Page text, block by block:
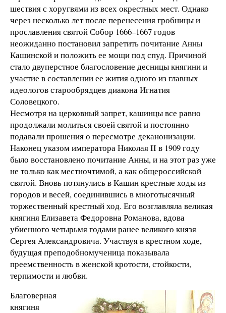
шествия с хоругвями из всех окрестных мест. Однако
через несколько лет после перенесения гробницы и
прославления святой Собор 1666–1667 годов
неожиданно постановил запретить почитание Анны
Кашинской и положить ее мощи под спуд. Причиной
стало двуперстное благословение десницы княгини и
участие в составлении ее жития одного из главных
идеологов старообрядцев диакона Игнатия
Соловецкого.
Несмотря на церковный запрет, кашинцы все равно
продолжали молиться своей святой и постоянно
подавали прошения о пересмотре деканонизации.
Наконец указом императора Николая II в 1909 году
было восстановлено почитание Анны, и на этот раз уже
не только как местночтимой, а как общероссийской
святой. Вновь потянулись в Кашин крестные ходы из
городов и весей, соединившись в многотысячный
торжественный крестный ход. Его возглавляла великая
княгиня Елизавета Федоровна Романова, вдова
убиенного четырьмя годами ранее великого князя
Сергея Александровича. Участвуя в крестном ходе,
будущая преподобномученица показывала
преемственность в женской кротости, стойкости,
терпимости и любви.
Благоверная
княгиня